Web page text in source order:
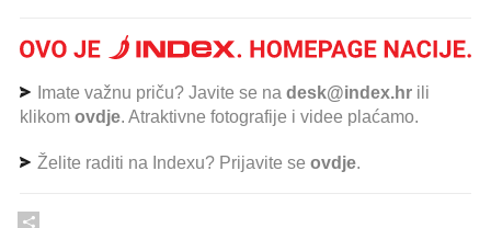
Imate važnu priču? Javite se na desk@index.hr ili
klikom ovdje. Atraktivne fotografije i videe plaćamo.
Želite raditi na Indexu? Prijavite se ovdje.